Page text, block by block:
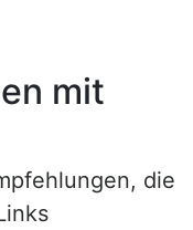
mit
die